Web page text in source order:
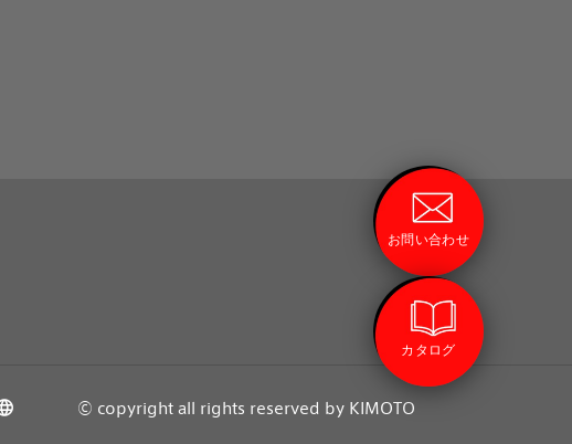
© copyright all rights reserved by KIMOTO
お問い合わせ
カタログ